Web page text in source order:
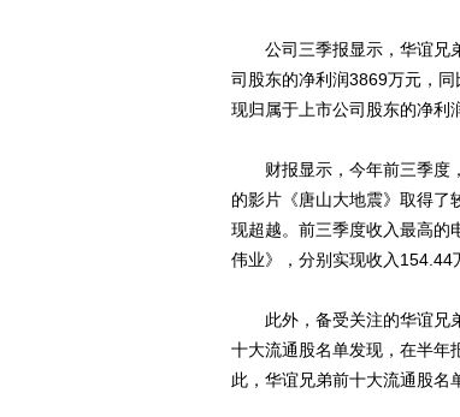
公司三季报显示，华谊兄弟
司股东的净利润3869万元，
现归属于上市公司股东的净利
财报显示，今年前三季度，
的影片《唐山大地震》取得了
现超越。前三季度收入最高的
伟业》，分别实现收入154.44
此外，备受关注的华谊兄弟
十大流通股名单发现，在半年
此，华谊兄弟前十大流通股名